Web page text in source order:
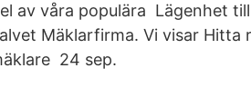
av våra populära Lägenhet
Mäklarfirma. Vi visar Hitta
24 sep.